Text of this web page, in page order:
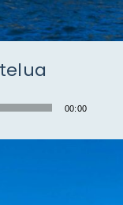
00:00